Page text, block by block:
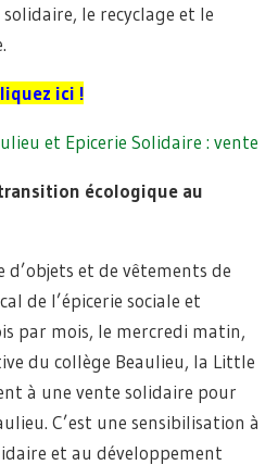
le recyclage et le
ici !
et Epicerie Solidaire : vente
écologique au
et de vêtements de
de l’épicerie sociale et
par mois, le mercredi matin,
du collège Beaulieu, la Little
à une vente solidaire pour
C’est une sensibilisation à
et au développement